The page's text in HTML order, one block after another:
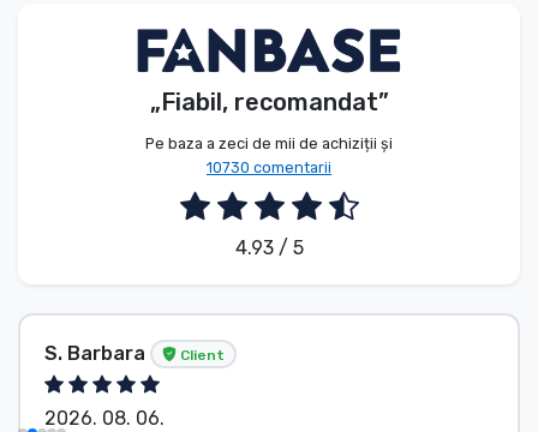
„Fiabil, recomandat”
Pe baza a zeci de mii de achiziții și
10730 comentarii
4.93 / 5
S. Barbara Client
2026. 08. 06.